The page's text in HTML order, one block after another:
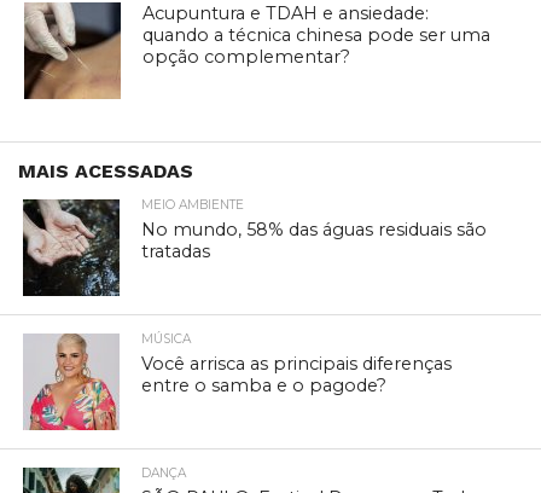
Acupuntura e TDAH e ansiedade:
quando a técnica chinesa pode ser uma
opção complementar?
MAIS ACESSADAS
MEIO AMBIENTE
No mundo, 58% das águas residuais são
tratadas
MÚSICA
Você arrisca as principais diferenças
entre o samba e o pagode?
DANÇA